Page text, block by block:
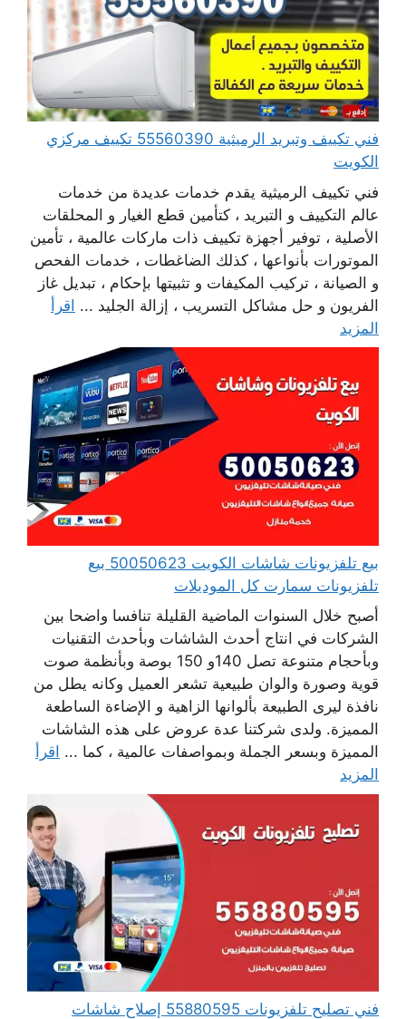
فني تكييف وتبريد الرميثية 55560390 تكييف مركزي
الكويت
فني تكييف الرميثية يقدم خدمات عديدة من خدمات
عالم التكييف و التبريد ، كتأمين قطع الغيار و المحلقات
الأصلية ، توفير أجهزة تكييف ذات ماركات عالمية ، تأمين
الموتورات بأنواعها ، كذلك الضاغطات ، خدمات الفحص
و الصيانة ، تركيب المكيفات و تثبيتها بإحكام ، تبديل غاز
الفريون و حل مشاكل التسريب ، إزالة الجليد ... اقرأ
المزيد
بيع تلفزيونات شاشات الكويت 50050623 بيع
تلفزيونات سمارت كل الموديلات
أصبح خلال السنوات الماضية القليلة تنافسا واضحا بين
الشركات في انتاج أحدث الشاشات وبأحدث التقنيات
وبأحجام متنوعة تصل 140و 150 بوصة وبأنظمة صوت
قوية وصورة والوان طبيعية تشعر العميل وكانه يطل من
نافذة ليرى الطبيعة بألوانها الزاهية و الإضاءة الساطعة
المميزة. ولدى شركتنا عدة عروض على هذه الشاشات
المميزة وبسعر الجملة وبمواصفات عالمية ، كما ... اقرأ
المزيد
فني تصليح تلفزيونات 55880595 إصلاح شاشات